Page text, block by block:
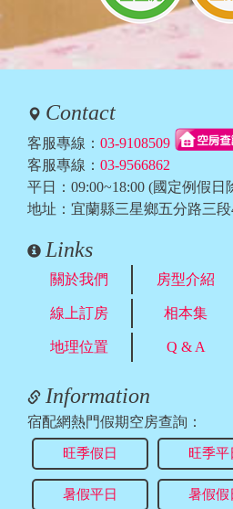
Contact
客服專線： 03-9108509
客服專線： 03-9566862
平日：09:00~18:00 (國定例假日
地址：宜蘭縣三星鄉五分路三段
Links
關於我們 房型介紹
線上訂房 相本集
地理位置 Q & A
Information
宿配網熱門假期空房查詢：
旺季假日 旺季平
暑假平日 暑假假